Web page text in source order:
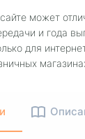
может
и года
для